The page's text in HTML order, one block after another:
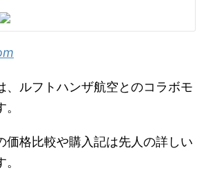
、ルフトハンザ航空とのコラボモ
価格比較や購入記は先人の詳しい